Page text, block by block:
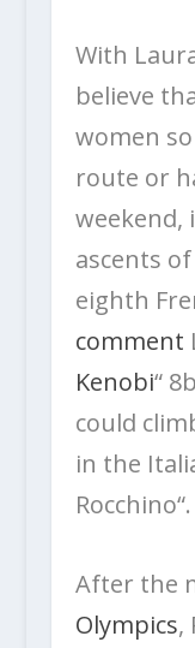
With
believe
women
route or
weekend,
ascents
eighth
comment
Kenobi“
could
in the
Rocchino“.
After the
Olympics,